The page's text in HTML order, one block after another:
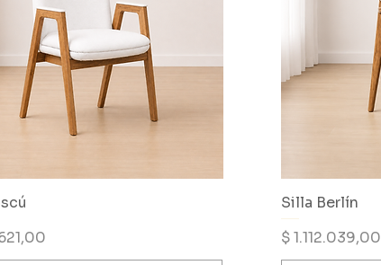
Silla Berlín
Precio
$ 1.112.039,00